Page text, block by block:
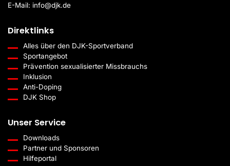
E-Mail: info@djk.de
Direktlinks
Alles über den DJK-Sportverband
Sportangebot
Prävention sexualisierter Missbrauchs
Inklusion
Anti-Doping
DJK Shop
Unser Service
Downloads
Partner und Sponsoren
Hilfeportal